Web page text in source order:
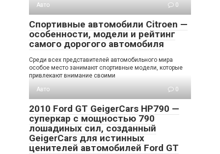
Авто
0
Спортивные автомобили Citroen —
особенности, модели и рейтинг
самого дорогого автомобиля
Среди всех представителей автомобильного мира
особое место занимают спортивные модели, которые
привлекают внимание своими
Авто
0
2010 Ford GT GeigerCars HP790 —
суперкар с мощностью 790
лошадиных сил, созданный
GeigerCars для истинных
ценителей автомобилей Ford GT